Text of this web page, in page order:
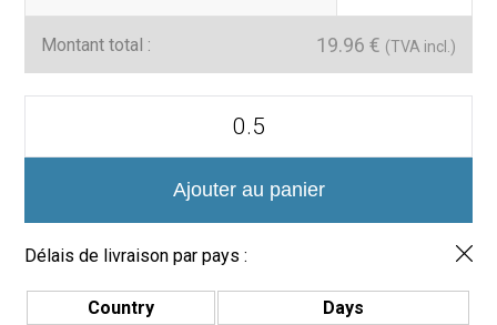
Montant total : 19.96 € (TVA incl.)
Ajouter au panier
Délais de livraison par pays :
Country
Days